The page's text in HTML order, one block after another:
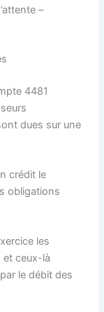
–
4481
dues sur une
crédit le
obligations
les
et ceux-là
le débit des